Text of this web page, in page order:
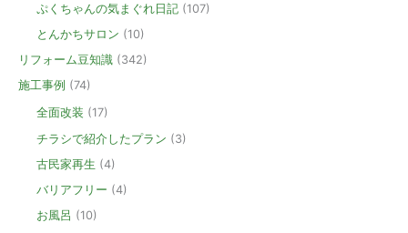
ぷくちゃんの気まぐれ日記 (107)
とんかちサロン (10)
リフォーム豆知識 (342)
施工事例 (74)
全面改装 (17)
チラシで紹介したプラン (3)
古民家再生 (4)
バリアフリー (4)
お風呂 (10)